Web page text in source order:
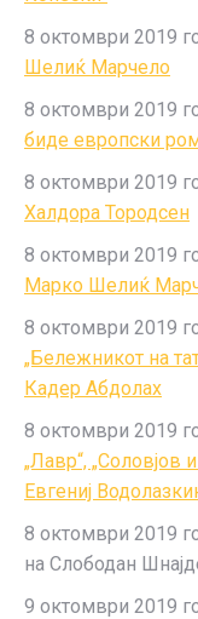
8 октомври 2019
Шелиќ Марчело
8 октомври 2019
биде европски
8 октомври 2019
Халдора Тородсен
8 октомври 2019
Марко Шелиќ
8 октомври 2019
„Бележникот на
Кадер Абдолах
8 октомври 2019
„Лавр“, „Соловјов
Евгениј
8 октомври 2019
на Слободан
9 октомври 2019